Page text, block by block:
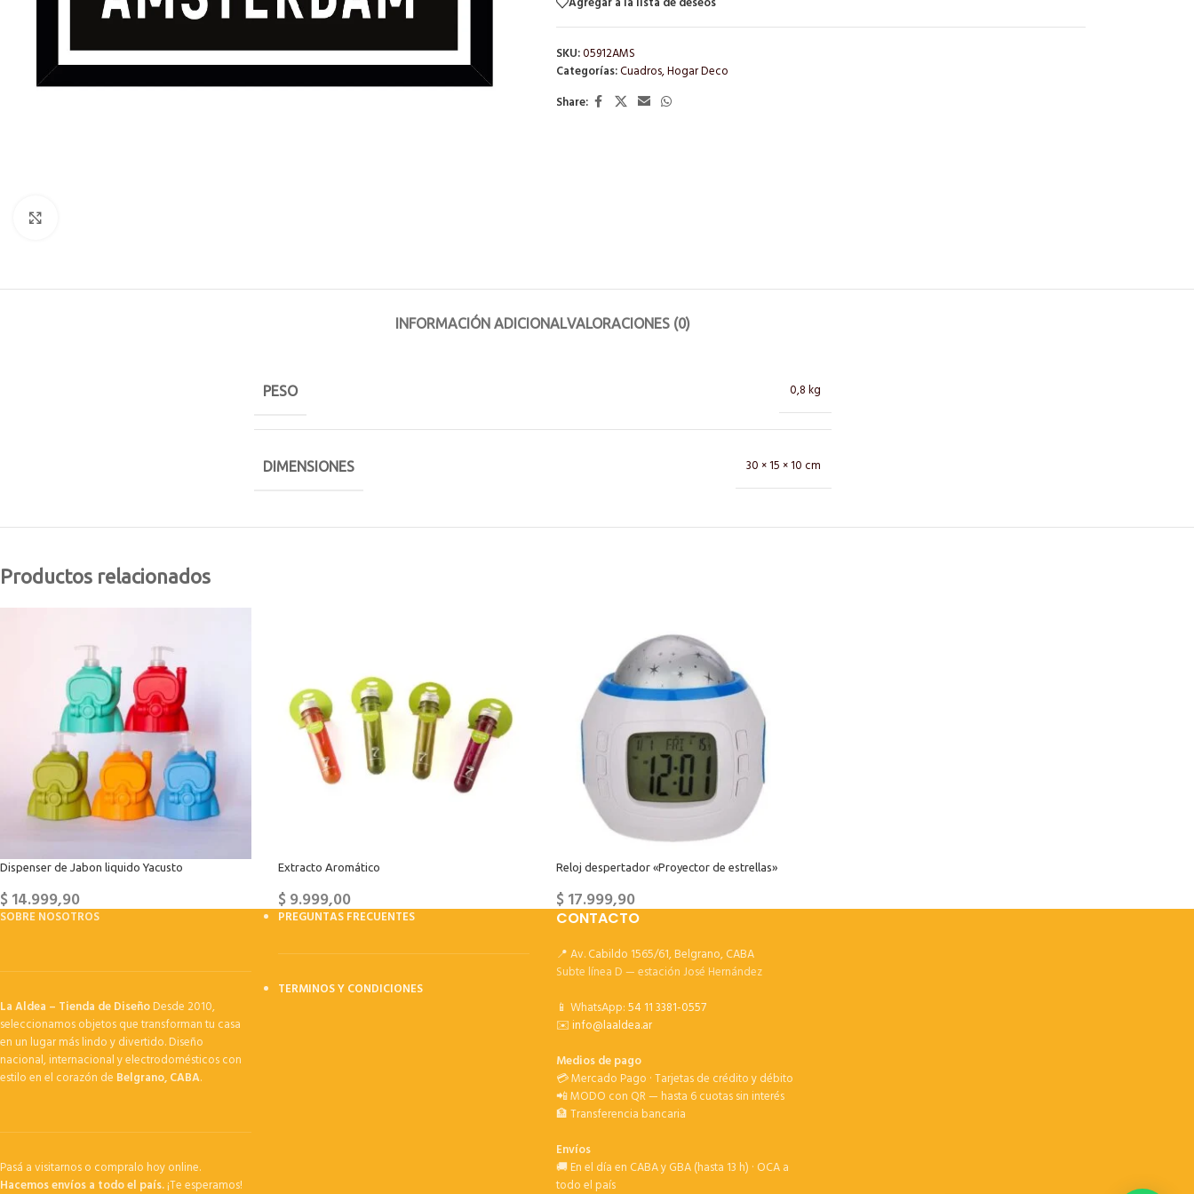
SKU:05912AMS
Categorías:Cuadros,Hogar Deco
Share:
INFORMACIÓN ADICIONALVALORACIONES (0)
PESO 0,8 kg
DIMENSIONES 30 × 15 × 10 cm
Productos relacionados
Dispenser de Jabon liquido Yacusto
$14.999,90
Extracto Aromático
$9.999,00
Reloj despertador «Proyector de estrellas»
$17.999,90
SOBRE NOSOTROS
La Aldea – Tienda de DiseñoDesde 2010,
seleccionamos objetos que transforman tu casa
en un lugar más lindo y divertido. Diseño
nacional, internacional y electrodomésticos con
estilo en el corazón de Belgrano, CABA.
Pasá a visitarnos o compralo hoy online.
Hacemos envíos a todo el país.¡Te esperamos!
PREGUNTAS FRECUENTES
TERMINOS Y CONDICIONES
CONTACTO
📍 Av. Cabildo 1565/61, Belgrano, CABA
Subte línea D — estación José Hernández
📱 WhatsApp:54 11 3381-0557
✉️info@laaldea.ar
Medios de pago
💳 Mercado Pago · Tarjetas de crédito y débito
📲 MODO con QR — hasta 6 cuotas sin interés
🏦 Transferencia bancaria
Envíos
🚚 En el día en CABA y GBA (hasta 13 h) · OCA a
todo el país